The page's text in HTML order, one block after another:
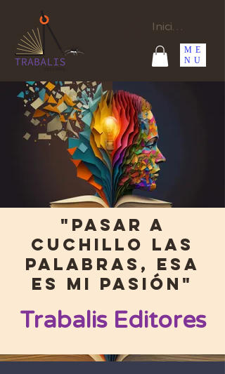
Iniciar sesión
ME
NU
"Pasar a
cuchillo las
palabras, esa
es mi pasión"
Trabalis Editores